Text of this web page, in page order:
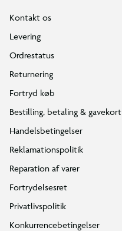
Kontakt os
Levering
Ordrestatus
Returnering
Fortryd køb
Bestilling, betaling & gavekort
Handelsbetingelser
Reklamationspolitik
Reparation af varer
Fortrydelsesret
Privatlivspolitik
Konkurrencebetingelser